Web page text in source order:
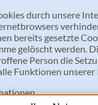
durch unsere
bereits gesetzte
gelöscht werden.
Person die
Funktionen